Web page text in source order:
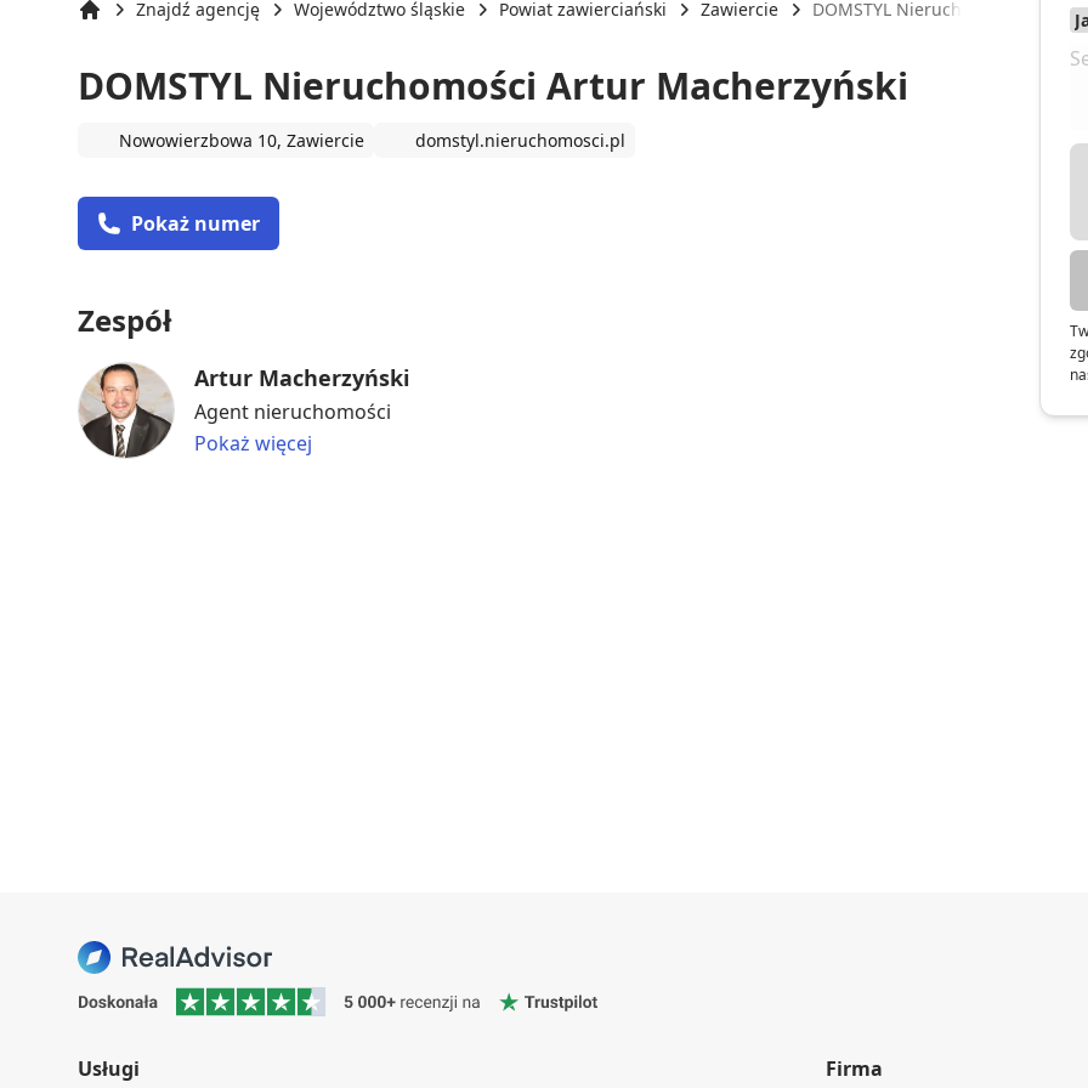
Znajdź agencję Województwo śląskie Powiat zawierciański Zawiercie DOMSTYL Nieruchomości Artur
DOMSTYL Nieruchomości Artur Macherzyński
Nowowierzbowa 10, Zawiercie domstyl.nieruchomosci.pl
Pokaż numer
Zespół
Artur Macherzyński
Agent nieruchomości
Pokaż więcej
Usługi Firma